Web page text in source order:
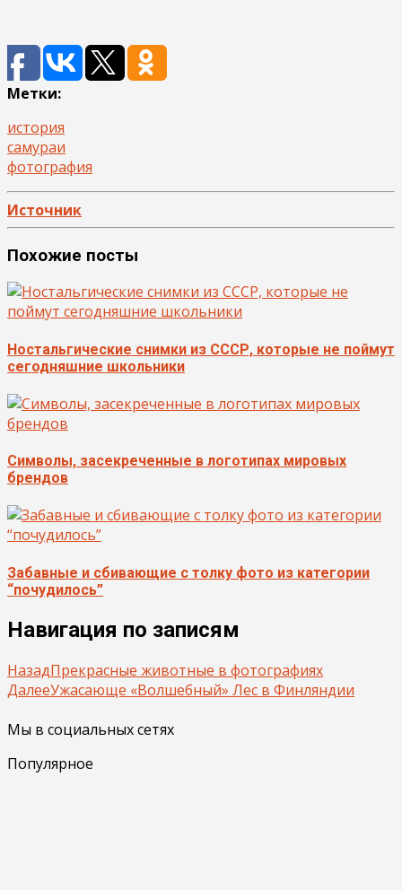
Метки:
история
самураи
фотография
Источник
Похожие посты
Ностальгические снимки из СССР, которые не поймут
сегодняшние школьники
Символы, засекреченные в логотипах мировых
брендов
Забавные и сбивающие с толку фото из категории
“почудилось”
Навигация по записям
НазадПрекрасные животные в фотографиях
ДалееУжасающе «Волшебный» Лес в Финляндии
Мы в социальных сетях
Популярное